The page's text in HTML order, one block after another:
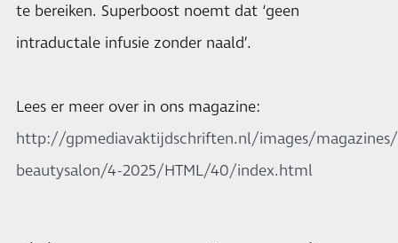
te bereiken. Superboost noemt dat ‘geen
intraductale infusie zonder naald’.
Lees er meer over in ons magazine:
http://gpmediavaktijdschriften.nl/images/
beautysalon/4-2025/HTML/40/index.html